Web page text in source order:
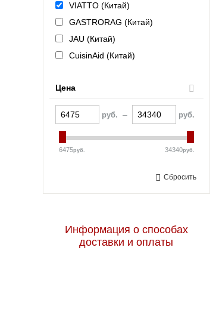
VIATTO (Китай)
GASTRORAG (Китай)
JAU (Китай)
CuisinAid (Китай)
Цена
руб. – руб.
6475руб. 34340руб.
Сбросить
Информация о способах
доставки и оплаты